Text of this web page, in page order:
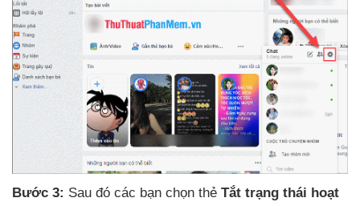
Bước 3: Sau đó các bạn chọn thẻ Tắt trạng thái hoạt